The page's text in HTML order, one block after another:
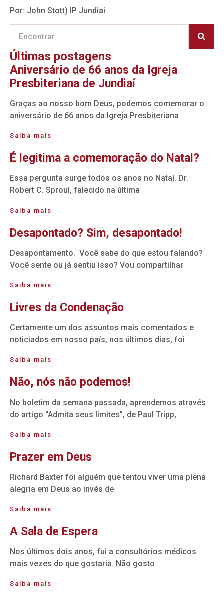
Por: John Stott) IP Jundiai
Últimas postagens
Aniversário de 66 anos da Igreja
Presbiteriana de Jundiaí
Graças ao nosso bom Deus, podemos comemorar o
aniversário de 66 anos da Igreja Presbiteriana
Saiba mais
É legitima a comemoração do Natal?
Essa pergunta surge todos os anos no Natal. Dr.
Robert C. Sproul, falecido na última
Saiba mais
Desapontado? Sim, desapontado!
Desapontamento. Você sabe do que estou falando?
Você sente ou já sentiu isso? Vou compartilhar
Saiba mais
Livres da Condenação
Certamente um dos assuntos mais comentados e
noticiados em nosso país, nos últimos dias, foi
Saiba mais
Não, nós não podemos!
No boletim da semana passada, aprendemos através
do artigo “Admita seus limites”, de Paul Tripp,
Saiba mais
Prazer em Deus
Richard Baxter foi alguém que tentou viver uma plena
alegria em Deus ao invés de
Saiba mais
A Sala de Espera
Nos últimos dois anos, fui a consultórios médicos
mais vezes do que gostaria. Não gosto
Saiba mais